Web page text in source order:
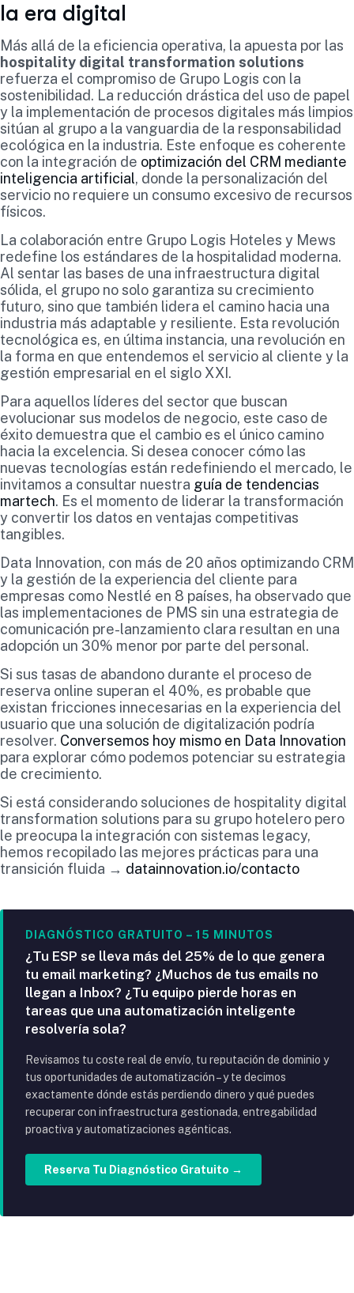
la era digital
Más allá de la eficiencia operativa, la apuesta por las
hospitality digital transformation solutions
refuerza el compromiso de Grupo Logis con la
sostenibilidad. La reducción drástica del uso de papel
y la implementación de procesos digitales más limpios
sitúan al grupo a la vanguardia de la responsabilidad
ecológica en la industria. Este enfoque es coherente
con la integración de optimización del CRM mediante
inteligencia artificial, donde la personalización del
servicio no requiere un consumo excesivo de recursos
físicos.
La colaboración entre Grupo Logis Hoteles y Mews
redefine los estándares de la hospitalidad moderna.
Al sentar las bases de una infraestructura digital
sólida, el grupo no solo garantiza su crecimiento
futuro, sino que también lidera el camino hacia una
industria más adaptable y resiliente. Esta revolución
tecnológica es, en última instancia, una revolución en
la forma en que entendemos el servicio al cliente y la
gestión empresarial en el siglo XXI.
Para aquellos líderes del sector que buscan
evolucionar sus modelos de negocio, este caso de
éxito demuestra que el cambio es el único camino
hacia la excelencia. Si desea conocer cómo las
nuevas tecnologías están redefiniendo el mercado, le
invitamos a consultar nuestra guía de tendencias
martech. Es el momento de liderar la transformación
y convertir los datos en ventajas competitivas
tangibles.
Data Innovation, con más de 20 años optimizando CRM
y la gestión de la experiencia del cliente para
empresas como Nestlé en 8 países, ha observado que
las implementaciones de PMS sin una estrategia de
comunicación pre-lanzamiento clara resultan en una
adopción un 30% menor por parte del personal.
Si sus tasas de abandono durante el proceso de
reserva online superan el 40%, es probable que
existan fricciones innecesarias en la experiencia del
usuario que una solución de digitalización podría
resolver. Conversemos hoy mismo en Data Innovation
para explorar cómo podemos potenciar su estrategia
de crecimiento.
Si está considerando soluciones de hospitality digital
transformation solutions para su grupo hotelero pero
le preocupa la integración con sistemas legacy,
hemos recopilado las mejores prácticas para una
transición fluida → datainnovation.io/contacto
DIAGNÓSTICO GRATUITO – 15 MINUTOS
¿Tu ESP se lleva más del 25% de lo que genera
tu email marketing? ¿Muchos de tus emails no
llegan a Inbox? ¿Tu equipo pierde horas en
tareas que una automatización inteligente
resolvería sola?
Revisamos tu coste real de envío, tu reputación de dominio y
tus oportunidades de automatización – y te decimos
exactamente dónde estás perdiendo dinero y qué puedes
recuperar con infraestructura gestionada, entregabilidad
proactiva y automatizaciones agénticas.
Reserva Tu Diagnóstico Gratuito →